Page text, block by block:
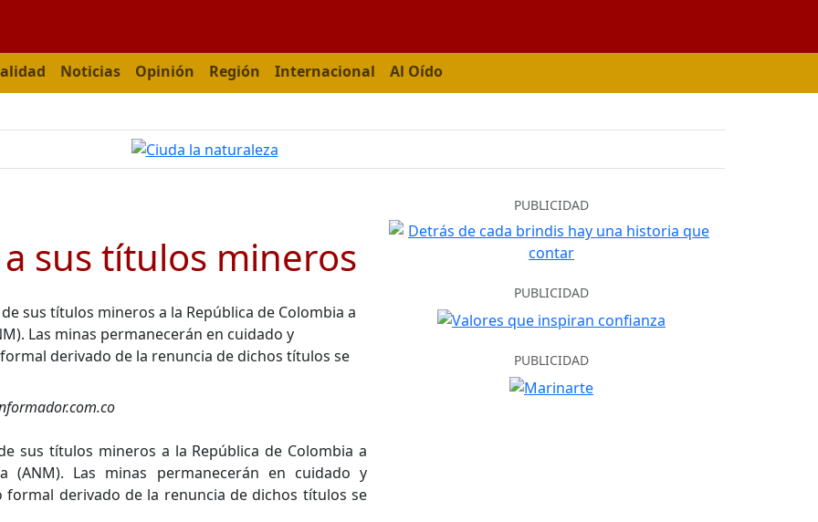
Noticias Opinión Región Internacional Al Oído
sus títulos mineros
sus títulos mineros a la República de Colombia a
(ANM). Las minas permanecerán en cuidado y
derivado de la renuncia de dichos títulos se
PUBLICIDAD
PUBLICIDAD
PUBLICIDAD